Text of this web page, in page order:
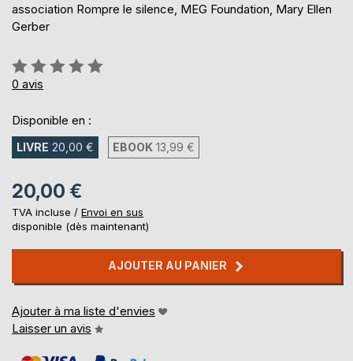
association Rompre le silence, MEG Foundation, Mary Ellen
Gerber
Évaluation:
0%
0 avis
Disponible en :
LIVRE 20,00 € EBOOK 13,99 €
20,00 €
TVA incluse / Envoi en sus
disponible (dès maintenant)
AJOUTER AU PANIER
Ajouter à ma liste d'envies
Laisser un avis